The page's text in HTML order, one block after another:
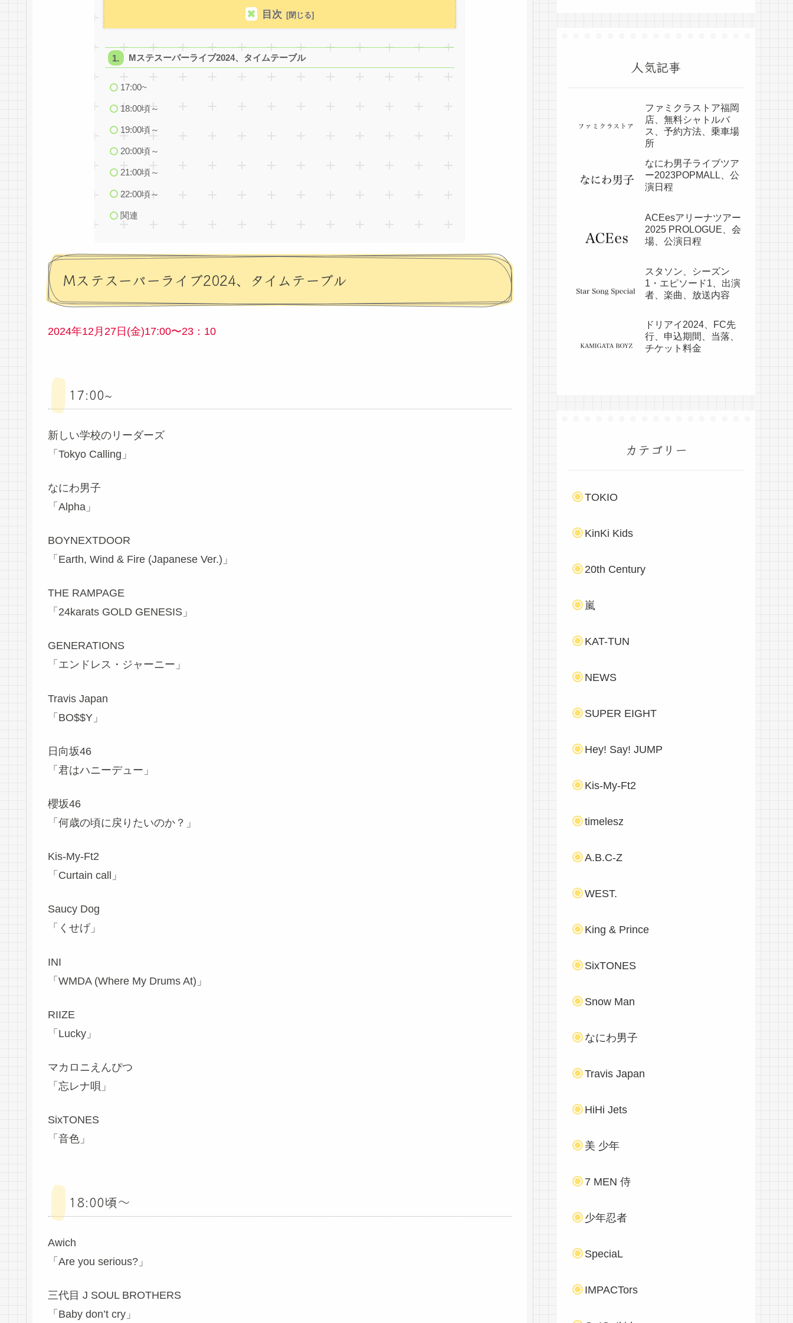
目次
Mステスーパーライブ2024、タイムテーブル
17:00~
18:00頃～
19:00頃～
20:00頃～
21:00頃～
22:00頃～
関連
Mステスーパーライブ2024、タイムテーブル
2024年12月27日(金)17:00〜23：10
17:00~
新しい学校のリーダーズ
「Tokyo Calling」
なにわ男子
「Alpha」
BOYNEXTDOOR
「Earth, Wind & Fire (Japanese Ver.)」
THE RAMPAGE
「24karats GOLD GENESIS」
GENERATIONS
「エンドレス・ジャーニー」
Travis Japan
「BO$$Y」
日向坂46
「君はハニーデュー」
櫻坂46
「何歳の頃に戻りたいのか？」
Kis-My-Ft2
「Curtain call」
Saucy Dog
「くせげ」
INI
「WMDA (Where My Drums At)」
RIIZE
「Lucky」
マカロニえんぴつ
「忘レナ唄」
SixTONES
「音色」
18:00頃～
Awich
「Are you serious?」
三代目 J SOUL BROTHERS
「Baby don’t cry」
人気記事
ファミクラストア福岡
店、無料シャトルバ
ス、予約方法、乗車場
所
なにわ男子ライブツア
ー2023POPMALL、公
演日程
ACEesアリーナツアー
2025 PROLOGUE、会
場、公演日程
スタソン、シーズン
1・エピソード1、出演
者、楽曲、放送内容
ドリアイ2024、FC先
行、申込期間、当落、
チケット料金
カテゴリー
TOKIO
KinKi Kids
20th Century
嵐
KAT-TUN
NEWS
SUPER EIGHT
Hey! Say! JUMP
Kis-My-Ft2
timelesz
A.B.C-Z
WEST.
King & Prince
SixTONES
Snow Man
なにわ男子
Travis Japan
HiHi Jets
美 少年
7 MEN 侍
少年忍者
SpeciaL
IMPACTors